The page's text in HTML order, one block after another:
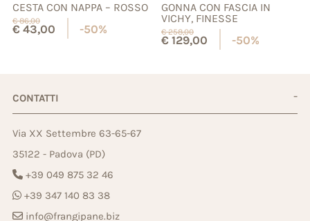
CESTA CON NAPPA – ROSSO
€86,00
€43,00 -50%
GONNA CON FASCIA IN
VICHY, FINESSE
€258,00
€129,00 -50%
CONTATTI
Via XX Settembre 63-65-67
35122 - Padova (PD)
+39 049 875 32 46
+39 347 140 83 38
info@frangipane.biz